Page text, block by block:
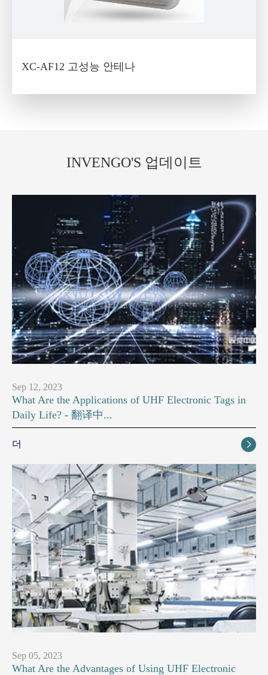
XC-AF12 고성능 안테나
INVENGO'S 업데이트
Sep 12, 2023
What Are the Applications of UHF Electronic Tags in
Daily Life? - 翻译中...
더 
Sep 05, 2023
What Are the Advantages of Using UHF Electronic